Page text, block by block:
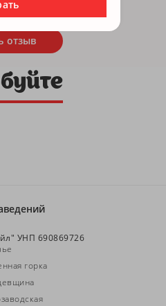
отзыв
УНП 690869726
горка